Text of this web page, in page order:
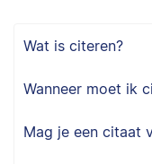
Wat is citeren?
Wanneer moet ik
Mag je een citaat